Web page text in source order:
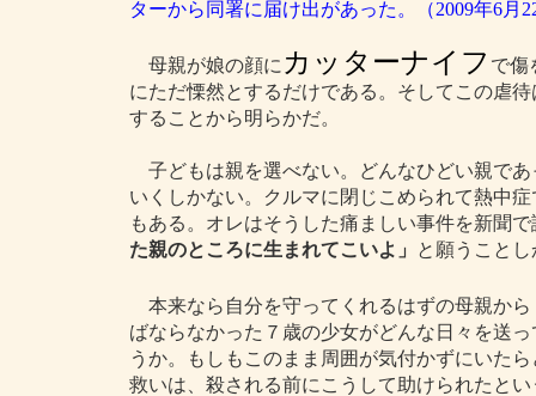
ターから同署に届け出があった。（2009年6月
母親が娘の顔に カッターナイフ で傷
にただ慄然とするだけである。そしてこの虐
することから明らかだ。
子どもは親を選べない。どんなひどい親で
いくしかない。クルマに閉じこめられて熱中
もある。オレはそうした痛ましい事件を新聞
た親のところに生まれてこいよ」
と願うこと
本来なら自分を守ってくれるはずの母親から
ばならなかった７歳の少女がどんな日々を送
うか。もしもこのまま周囲が気付かずにいた
救いは、殺される前にこうして助けられたと